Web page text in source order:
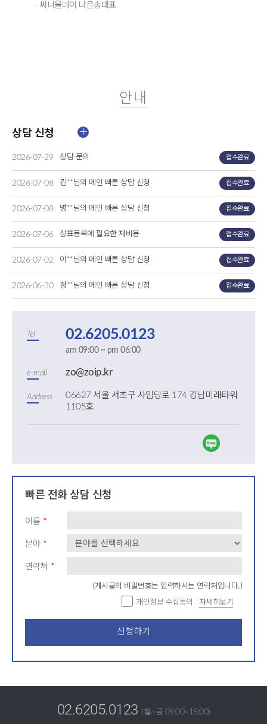
- 써니올데이 나은송대표
안내
상담 신청
2026-07-29 상담 문의 접수완료
2026-07-08 김**님의 메인 빠른 상담 신청 접수완료
2026-07-08 명**님의 메인 빠른 상담 신청 접수완료
2026-07-06 상표등록에 필요한 재비용 접수완료
2026-07-02 이**님의 메인 빠른 상담 신청 접수완료
2026-06-30 정**님의 메인 빠른 상담 신청 접수완료
Tel 02.6205.0123
am 09:00 ~ pm 06:00
e-mail zo@zoip.kr
Address
06627 서울 서초구 사임당로 174 강남미래타워
1105호
빠른 전화 상담 신청
이름 *
분야 *
연락처 *
(게시글의 비밀번호는 입력하시는 연락처입니다.)
개인정보 수집동의
자세히보기
신청하기
02.6205.0123 (월~금 09:00~18:00)